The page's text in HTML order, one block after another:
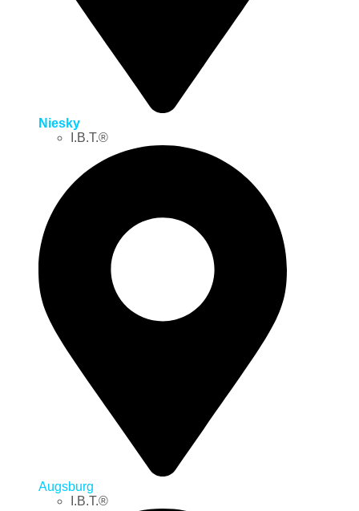
Niesky
I.B.T.®
Augsburg
I.B.T.®